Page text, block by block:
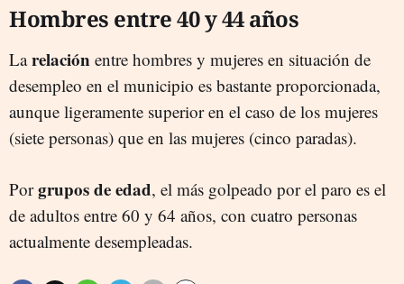
Hombres entre 40 y 44 años
Larelación entre hombres y mujeres en situación de
desempleo en el municipio es bastante proporcionada,
aunque ligeramente superior en el caso de los mujeres
(siete personas) que en las mujeres (cinco paradas).
Porgrupos de edad, el más golpeado por el paro es el
de adultos entre 60 y 64 años, con cuatro personas
actualmente desempleadas.